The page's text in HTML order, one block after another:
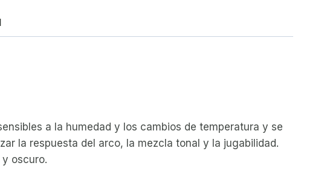
a la humedad y los cambios de temperatura y se
la respuesta del arco, la mezcla tonal y la jugabilidad.
oscuro.